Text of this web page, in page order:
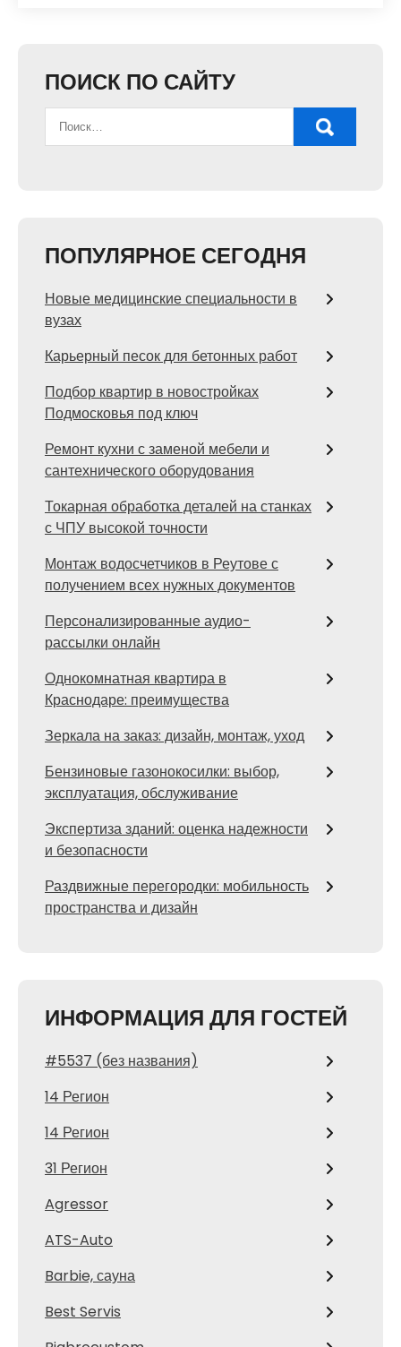
ПОИСК ПО САЙТУ
ПОПУЛЯРНОЕ СЕГОДНЯ
Новые медицинские специальности в
вузах
Карьерный песок для бетонных работ
Подбор квартир в новостройках
Подмосковья под ключ
Ремонт кухни с заменой мебели и
сантехнического оборудования
Токарная обработка деталей на станках
с ЧПУ высокой точности
Монтаж водосчетчиков в Реутове с
получением всех нужных документов
Персонализированные аудио-
рассылки онлайн
Однокомнатная квартира в
Краснодаре: преимущества
Зеркала на заказ: дизайн, монтаж, уход
Бензиновые газонокосилки: выбор,
эксплуатация, обслуживание
Экспертиза зданий: оценка надежности
и безопасности
Раздвижные перегородки: мобильность
пространства и дизайн
ИНФОРМАЦИЯ ДЛЯ ГОСТЕЙ
#5537 (без названия)
14 Регион
14 Регион
31 Регион
Agressor
ATS-Auto
Barbie, сауна
Best Servis